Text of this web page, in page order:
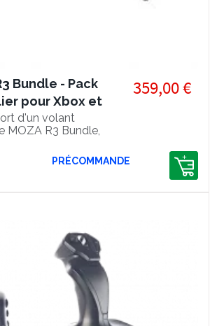
Bundle - Pack
pour Xbox et
d'un volant
MOZA R3 Bundle,
359,00 €
PRÉCOMMANDE